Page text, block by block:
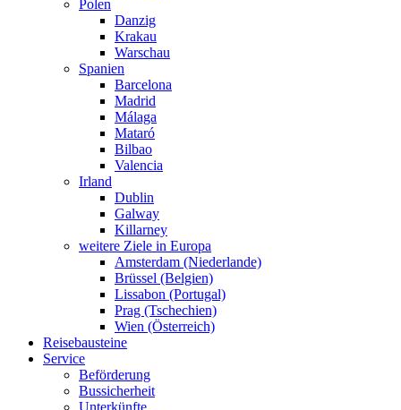
Polen
Danzig
Krakau
Warschau
Spanien
Barcelona
Madrid
Málaga
Mataró
Bilbao
Valencia
Irland
Dublin
Galway
Killarney
weitere Ziele in Europa
Amsterdam (Niederlande)
Brüssel (Belgien)
Lissabon (Portugal)
Prag (Tschechien)
Wien (Österreich)
Reisebausteine
Service
Beförderung
Bussicherheit
Unterkünfte